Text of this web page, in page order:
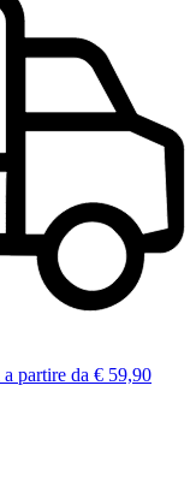
a partire da € 59,90